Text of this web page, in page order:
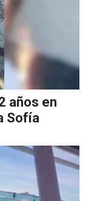
años en
Sofía